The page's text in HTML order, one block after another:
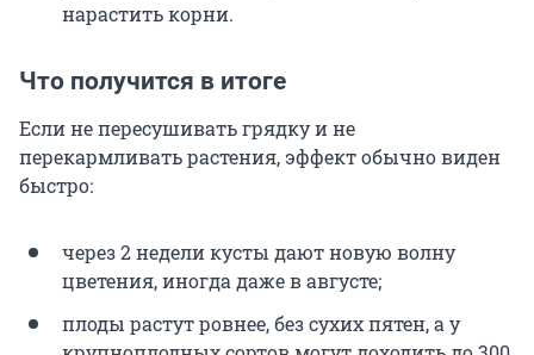
нарастить корни.
Что получится в итоге
Если не пересушивать грядку и не
перекармливать растения, эффект обычно виден
быстро:
через 2 недели кусты дают новую волну
цветения, иногда даже в августе;
плоды растут ровнее, без сухих пятен, а у